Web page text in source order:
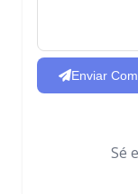
Enviar
Sé